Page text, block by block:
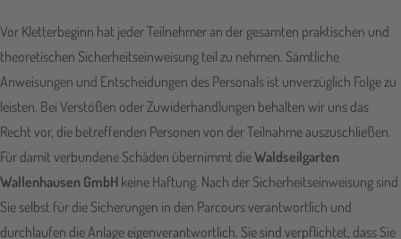
Vor Kletterbeginn hat jeder Teilnehmer an der gesamten praktischen und
theoretischen Sicherheitseinweisung teil zu nehmen. Sämtliche
Anweisungen und Entscheidungen des Personals ist unverzüglich Folge zu
leisten. Bei Verstößen oder Zuwiderhandlungen behalten wir uns das
Recht vor, die betreffenden Personen von der Teilnahme auszuschließen.
Für damit verbundene Schäden übernimmt dieWaldseilgarten
Wallenhausen GmbH keine Haftung. Nach der Sicherheitseinweisung sind
Sie selbst für die Sicherungen in den Parcours verantwortlich und
durchlaufen die Anlage eigenverantwortlich. Sie sind verpflichtet, dass Sie